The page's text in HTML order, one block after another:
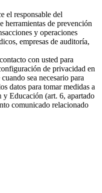
el responsable del
herramientas de prevención
y operaciones
empresas de auditoría,
con usted para
de privacidad en
sea necesario para
datos para tomar medidas a
y Educación (art. 6, apartado
comunicado relacionado